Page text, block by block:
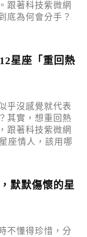
跟著科技紫微網
底為何會分手？
星座「重回熱
乎沒感覺就代表
其實，想重回熱
跟著科技紫微網
座情人，該用哪
默默傷懷的星
不懂得珍惜，分